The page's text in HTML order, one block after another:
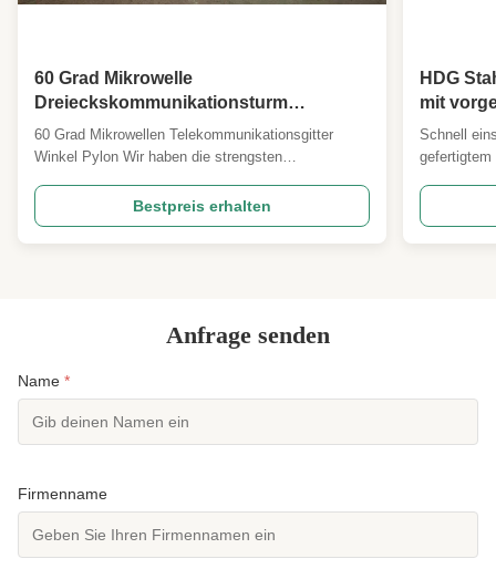
Turm
60 Grad Mikrowelle
Dreieckskommunikationsturm
Gitterwinkel Pylon
60 Grad Mikrowellen Telekommunikationsgitter
Winkel Pylon Wir haben die strengsten
amerikanische Türme Uganda und andere Länder
Projekte verwendet wird. Durch den Einsatz der
Steuerung wird auch die Steigung begrenzt, um eine
Bestpreis erhalten
HDG
mit
Schnell
Norm und
Anfrage senden
Name *
Firmenname